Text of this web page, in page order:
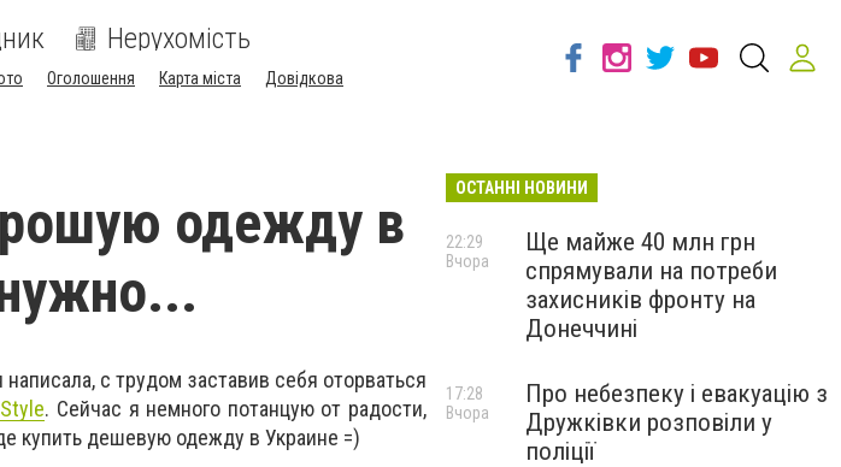
Нерухомість
Оголошення Карта міста Довідкова
одежду в
с трудом заставив себя оторваться
. Сейчас я немного потанцую от радости,
купить дешевую одежду в Украине =)
ОСТАННІ НОВИНИ
Ще майже 40 млн грн
спрямували на потреби
захисників фронту на
Донеччині
22:29
Вчора
Про небезпеку і евакуацію з
Дружківки розповіли у
поліції
17:28
Вчора